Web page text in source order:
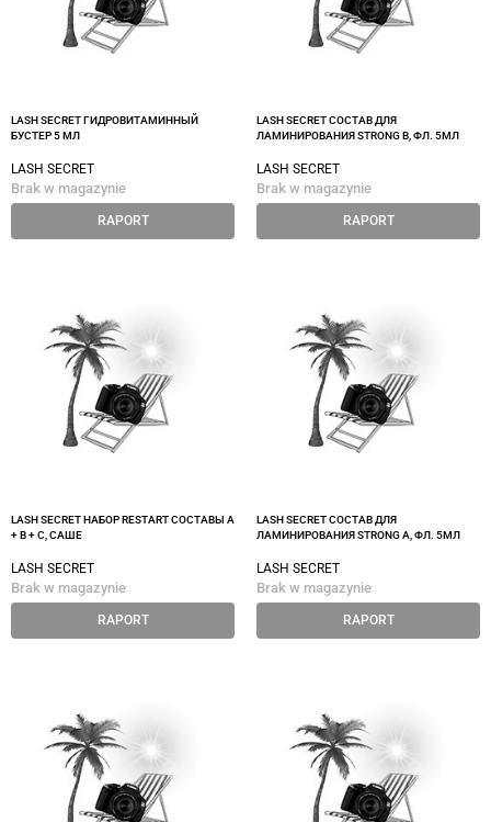
LASH SECRET ГИДРОВИТАМИННЫЙ
БУСТЕР 5 МЛ
LASH SECRET
Brak w magazynie
RAPORT
LASH SECRET СОСТАВ ДЛЯ
ЛАМИНИРОВАНИЯ STRONG B, ФЛ. 5МЛ
LASH SECRET
Brak w magazynie
RAPORT
LASH SECRET НАБОР RESTART СОСТАВЫ А
+ B + C, САШЕ
LASH SECRET
Brak w magazynie
RAPORT
LASH SECRET СОСТАВ ДЛЯ
ЛАМИНИРОВАНИЯ STRONG A, ФЛ. 5МЛ
LASH SECRET
Brak w magazynie
RAPORT